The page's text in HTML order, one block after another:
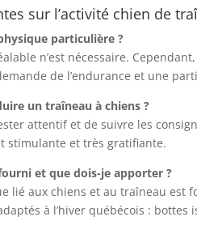
sur l’activité chien de
particulière ?
n’est nécessaire.
de l’endurance et une
un traîneau à chiens ?
attentif et de suivre les
stimulante et très gratifiante.
et que dois-je apporter ?
lié aux chiens et au traîneau
à l’hiver québécois :